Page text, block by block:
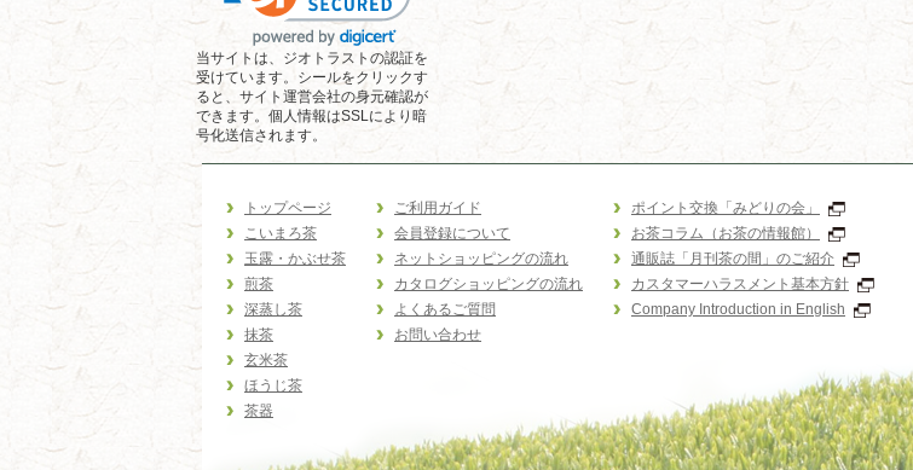
当サイトは、ジオトラストの認証を
受けています。シールをクリックす
ると、サイト運営会社の身元確認が
できます。個人情報はSSLにより暗
号化送信されます。
トップページ
こいまろ茶
玉露・かぶせ茶
煎茶
深蒸し茶
抹茶
玄米茶
ほうじ茶
茶器
ご利用ガイド
会員登録について
ネットショッピングの流れ
カタログショッピングの流れ
よくあるご質問
お問い合わせ
ポイント交換「みどりの会」
お茶コラム（お茶の情報館）
通販誌「月刊茶の間」のご紹介
カスタマーハラスメント基本方針
Company Introduction in English